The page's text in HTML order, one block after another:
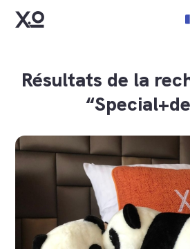
Résultats de la